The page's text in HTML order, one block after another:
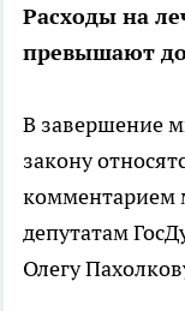
Расходы на
превышают
В завершение
закону
комментарием
депутатам
Олегу